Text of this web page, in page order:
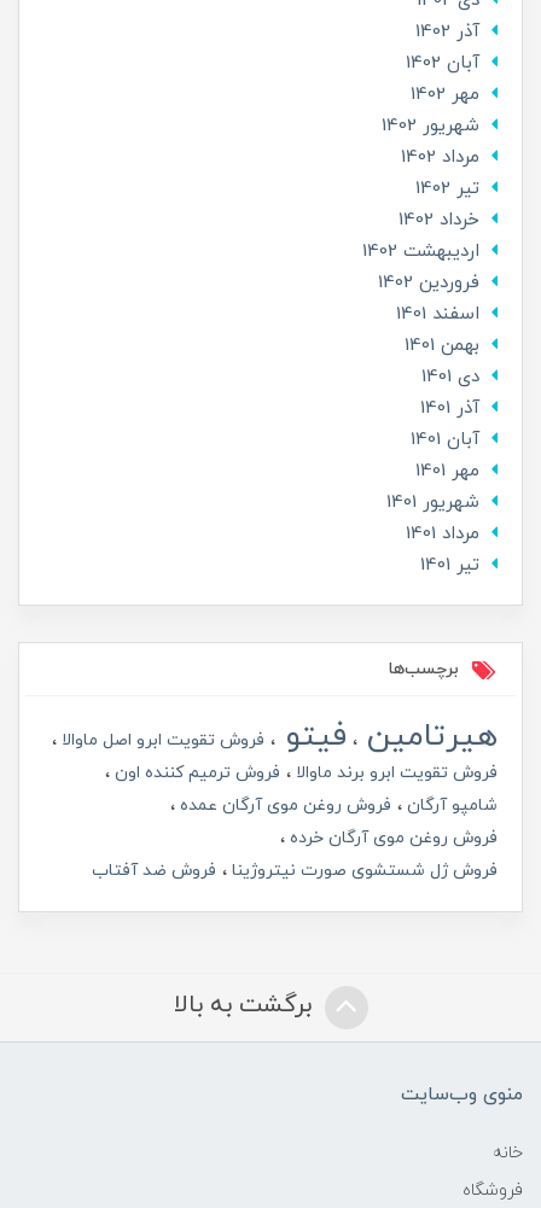
آذر 1402
آبان 1402
مهر 1402
شهریور 1402
مرداد 1402
تير 1402
خرداد 1402
ارديبهشت 1402
فروردین 1402
اسفند 1401
بهمن 1401
دی 1401
آذر 1401
آبان 1401
مهر 1401
شهریور 1401
مرداد 1401
تير 1401
برچسب‌ها
هیرتامین فیتو
فروش تقویت ابرو اصل ماوالا
فروش تقویت ابرو برند ماوالا
فروش ترمیم کننده اون
شامپو آرگان
فروش روغن موی آرگان عمده
فروش روغن موی آرگان خرده
فروش ژل شستشوی صورت نیتروژینا
فروش ضد آفتاب
برگشت به بالا
منوی وب‌سایت
خانه
فروشگاه